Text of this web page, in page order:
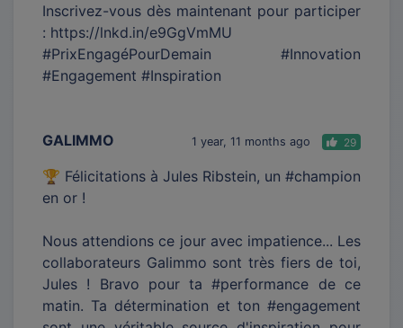
Inscrivez-vous dès maintenant pour participer
: https://lnkd.in/e9GgVmMU
#PrixEngagéPourDemain #Innovation
#Engagement #Inspiration
GALIMMO 1 year, 11 months ago 29
🏆 Félicitations à Jules Ribstein, un #champion
en or !
Nous attendions ce jour avec impatience... Les
collaborateurs Galimmo sont très fiers de toi,
Jules ! Bravo pour ta #performance de ce
matin. Ta détermination et ton #engagement